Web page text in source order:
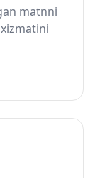
matnni